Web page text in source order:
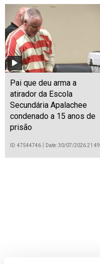
Pai que deu arma a
atirador da Escola
Secundária Apalachee
condenado a 15 anos de
prisão
ID: 47544746 Date: 30/07/2026 21:49